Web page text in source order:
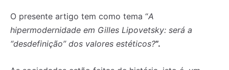
O presente artigo tem como tema “A
hipermodernidade em Gilles Lipovetsky: será a
“desdefinição” dos valores estéticos?”.